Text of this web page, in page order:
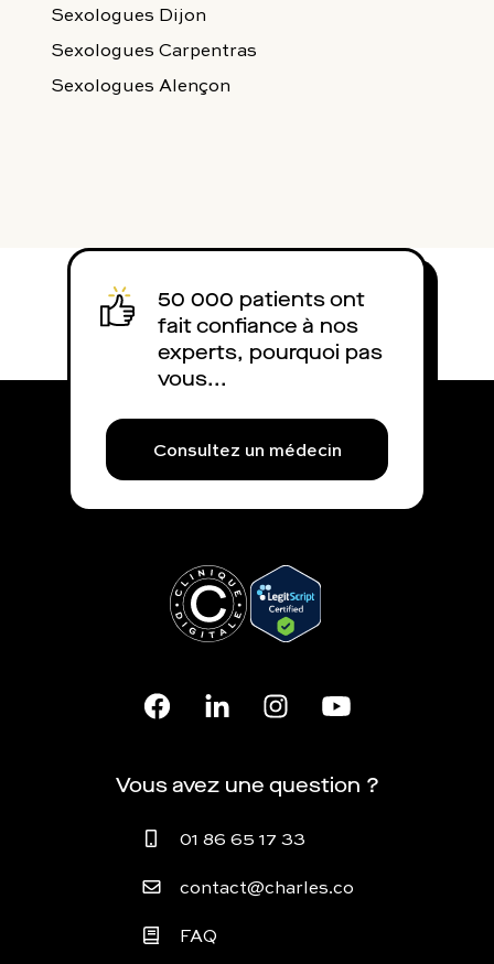
Sexologues Dijon
Sexologues Carpentras
Sexologues Alençon
50 000 patients ont
fait confiance à nos
experts, pourquoi pas
vous...
Consultez un médecin
Vous avez une question ?
01 86 65 17 33
contact@charles.co
FAQ